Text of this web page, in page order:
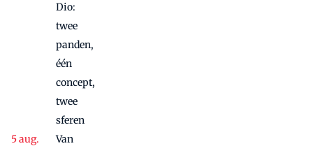
Dio:
twee
panden,
één
concept,
twee
sferen
Van